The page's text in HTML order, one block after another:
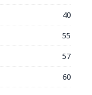
40
55
57
60